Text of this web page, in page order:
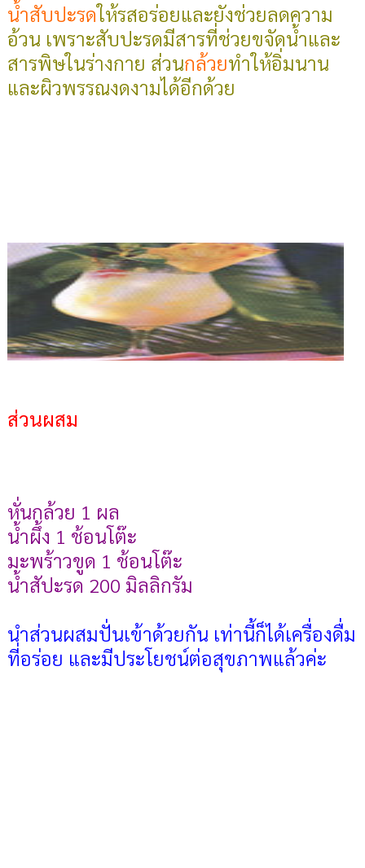
น้ำสับปะรดให้รสอร่อยและยังช่วยลดความ
อ้วน เพราะสับปะรดมีสารที่ช่วยขจัดน้ำและ
สารพิษในร่างกาย ส่วนกล้วยทำให้อิ่มนาน
และผิวพรรณงดงามได้อีกด้วย
ส่วนผสม
หั่นกล้วย 1 ผล
น้ำผึ้ง 1 ช้อนโต๊ะ
มะพร้าวขูด 1 ช้อนโต๊ะ
น้ำสัปะรด 200 มิลลิกรัม
นำส่วนผสมปั่นเข้าด้วยกัน เท่านี้ก็ได้เครื่องดื่ม
ที่อร่อย และมีประโยชน์ต่อสุขภาพแล้วค่ะ